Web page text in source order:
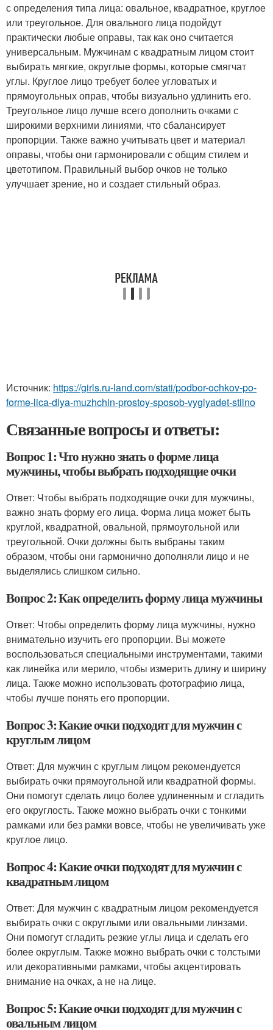
с определения типа лица: овальное, квадратное, круглое
или треугольное. Для овального лица подойдут
практически любые оправы, так как оно считается
универсальным. Мужчинам с квадратным лицом стоит
выбирать мягкие, округлые формы, которые смягчат
углы. Круглое лицо требует более угловатых и
прямоугольных оправ, чтобы визуально удлинить его.
Треугольное лицо лучше всего дополнить очками с
широкими верхними линиями, что сбалансирует
пропорции. Также важно учитывать цвет и материал
оправы, чтобы они гармонировали с общим стилем и
цветотипом. Правильный выбор очков не только
улучшает зрение, но и создает стильный образ.
Источник: https://girls.ru-land.com/stati/podbor-ochkov-po-
forme-lica-dlya-muzhchin-prostoy-sposob-vyglyadet-stilno
Связанные вопросы и ответы:
Вопрос 1: Что нужно знать о форме лица
мужчины, чтобы выбрать подходящие очки
Ответ: Чтобы выбрать подходящие очки для мужчины,
важно знать форму его лица. Форма лица может быть
круглой, квадратной, овальной, прямоугольной или
треугольной. Очки должны быть выбраны таким
образом, чтобы они гармонично дополняли лицо и не
выделялись слишком сильно.
Вопрос 2: Как определить форму лица мужчины
Ответ: Чтобы определить форму лица мужчины, нужно
внимательно изучить его пропорции. Вы можете
воспользоваться специальными инструментами, такими
как линейка или мерило, чтобы измерить длину и ширину
лица. Также можно использовать фотографию лица,
чтобы лучше понять его пропорции.
Вопрос 3: Какие очки подходят для мужчин с
круглым лицом
Ответ: Для мужчин с круглым лицом рекомендуется
выбирать очки прямоугольной или квадратной формы.
Они помогут сделать лицо более удлиненным и сгладить
его округлость. Также можно выбрать очки с тонкими
рамками или без рамки вовсе, чтобы не увеличивать уже
круглое лицо.
Вопрос 4: Какие очки подходят для мужчин с
квадратным лицом
Ответ: Для мужчин с квадратным лицом рекомендуется
выбирать очки с округлыми или овальными линзами.
Они помогут сгладить резкие углы лица и сделать его
более округлым. Также можно выбрать очки с толстыми
или декоративными рамками, чтобы акцентировать
внимание на очках, а не на лице.
Вопрос 5: Какие очки подходят для мужчин с
овальным лицом